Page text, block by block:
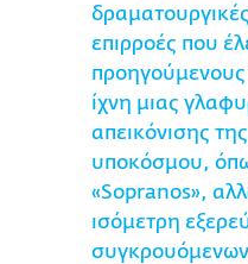
επιρροές που
ίχνη μιας
απεικόνισης
υποκόσμου,
«Sopranos»,
ισόμετρη